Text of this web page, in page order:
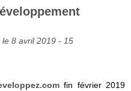
8 avril 2019 - 15
fin février 2019